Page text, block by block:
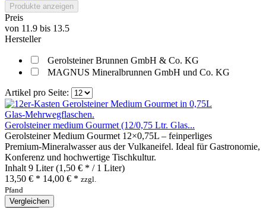
Produkte anzeigen
Preis
von 11.9 bis 13.5
Hersteller
Gerolsteiner Brunnen GmbH & Co. KG
MAGNUS Mineralbrunnen GmbH und Co. KG
Artikel pro Seite:
Gerolsteiner medium Gourmet (12/0,75 Ltr. Glas...
Gerolsteiner Medium Gourmet 12×0,75L – feinperliges
Premium‑Mineralwasser aus der Vulkaneifel. Ideal für Gastronomie,
Konferenz und hochwertige Tischkultur.
Inhalt 9 Liter(1,50 € * / 1 Liter)
13,50 € * 14,00 € * zzgl.
Pfand
Vergleichen